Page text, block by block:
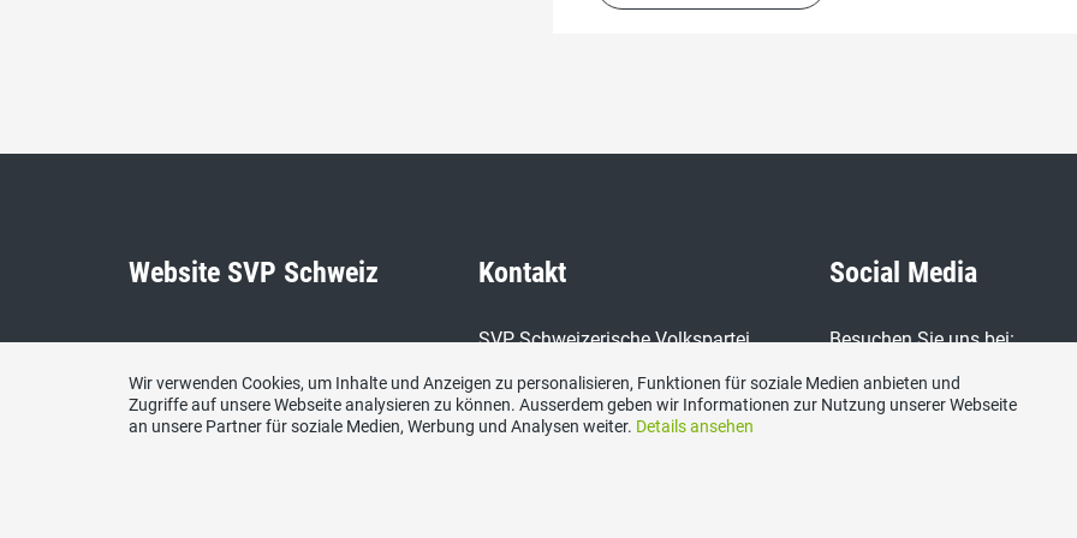
Website SVP Schweiz Kontakt
SVP Schweizerische Volkspartei
E-Mail
Social Media
Besuchen Sie uns bei:
Wir verwenden Cookies, um Inhalte und Anzeigen zu personalisieren, Funktionen für soziale Medien anbieten und
Zugriffe auf unsere Webseite analysieren zu können. Ausserdem geben wir Informationen zur Nutzung unserer Webseite
an unsere Partner für soziale Medien, Werbung und Analysen weiter. Details ansehen